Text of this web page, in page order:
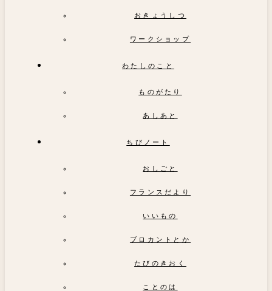
おきょうしつ
ワークショップ
わたしのこと
ものがたり
あしあと
ちびノート
おしごと
フランスだより
いいもの
ブロカントとか
たびのきおく
ことのは